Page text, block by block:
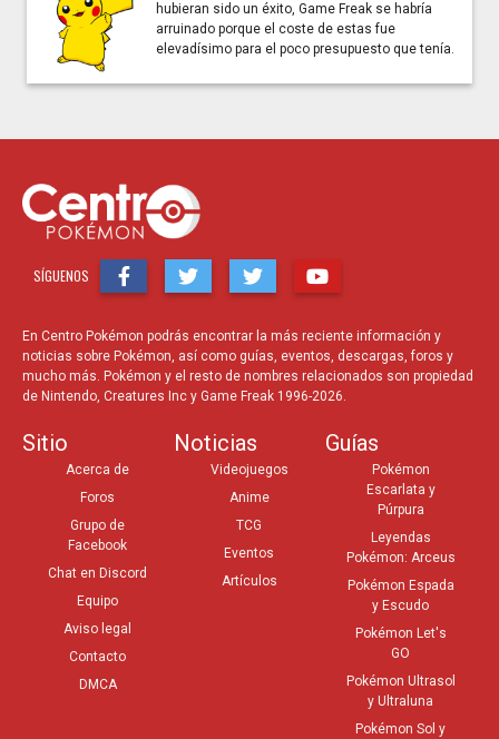
hubieran sido un éxito, Game Freak se habría
arruinado porque el coste de estas fue
elevadísimo para el poco presupuesto que tenía.
SÍGUENOS
En Centro Pokémon podrás encontrar la más reciente información y
noticias sobre Pokémon, así como guías, eventos, descargas, foros y
mucho más. Pokémon y el resto de nombres relacionados son propiedad
de Nintendo, Creatures Inc y Game Freak 1996-2026.
Sitio
Acerca de
Foros
Grupo de
Facebook
Chat en Discord
Equipo
Aviso legal
Contacto
DMCA
Noticias
Videojuegos
Anime
TCG
Eventos
Artículos
Guías
Pokémon
Escarlata y
Púrpura
Leyendas
Pokémon: Arceus
Pokémon Espada
y Escudo
Pokémon Let's
GO
Pokémon Ultrasol
y Ultraluna
Pokémon Sol y